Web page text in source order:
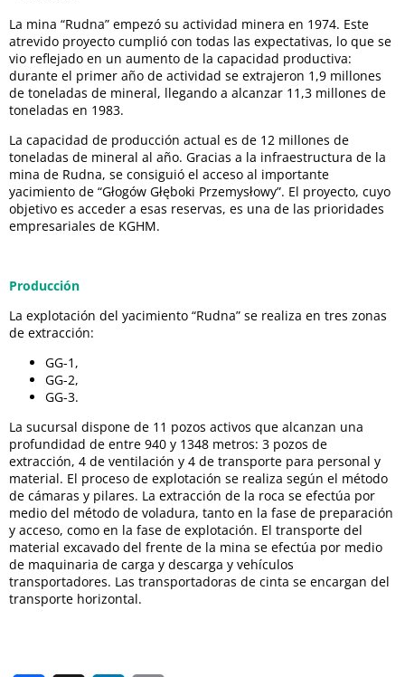
La mina “Rudna” empezó su actividad minera en 1974. Este
atrevido proyecto cumplió con todas las expectativas, lo que se
vio reflejado en un aumento de la capacidad productiva:
durante el primer año de actividad se extrajeron 1,9 millones
de toneladas de mineral, llegando a alcanzar 11,3 millones de
toneladas en 1983.
La capacidad de producción actual es de 12 millones de
toneladas de mineral al año. Gracias a la infraestructura de la
mina de Rudna, se consiguió el acceso al importante
yacimiento de “Głogów Głęboki Przemysłowy”. El proyecto, cuyo
objetivo es acceder a esas reservas, es una de las prioridades
empresariales de KGHM.
Producción
La explotación del yacimiento “Rudna” se realiza en tres zonas
de extracción:
GG-1,
GG-2,
GG-3.
La sucursal dispone de 11 pozos activos que alcanzan una
profundidad de entre 940 y 1348 metros: 3 pozos de
extracción, 4 de ventilación y 4 de transporte para personal y
material. El proceso de explotación se realiza según el método
de cámaras y pilares. La extracción de la roca se efectúa por
medio del método de voladura, tanto en la fase de preparación
y acceso, como en la fase de explotación. El transporte del
material excavado del frente de la mina se efectúa por medio
de maquinaria de carga y descarga y vehículos
transportadores. Las transportadoras de cinta se encargan del
transporte horizontal.